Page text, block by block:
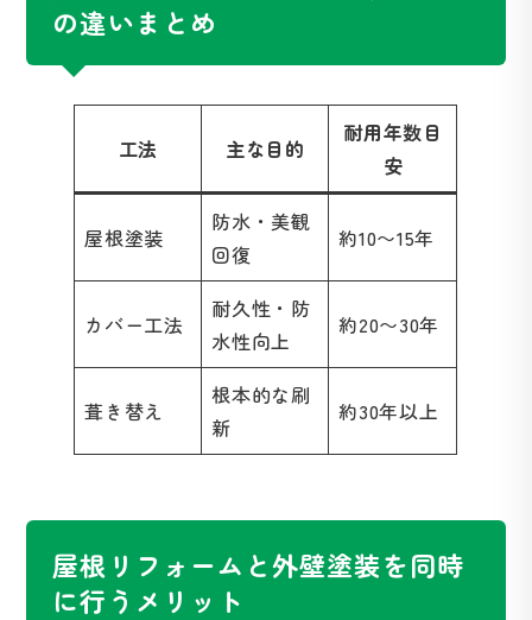
の違いまとめ
工法 主な目的
耐用年数目
安
屋根塗装
防水・美観
回復
約10〜15年
カバー工法
耐久性・防
水性向上
約20〜30年
葺き替え
根本的な刷
新
約30年以上
屋根リフォームと外壁塗装を同時
に行うメリット